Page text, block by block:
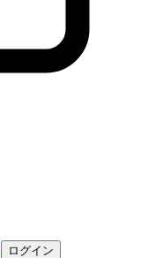
ログイン